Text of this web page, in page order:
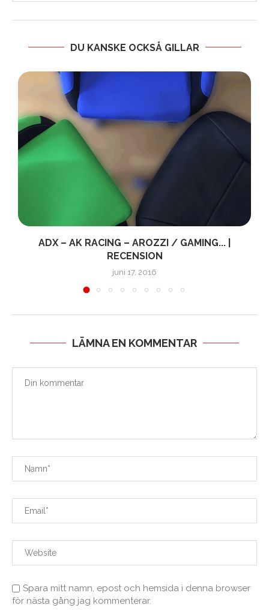
DU KANSKE OCKSÅ GILLAR
ADX – AK RACING – AROZZI / GAMING... |
RECENSION
juni 17, 2016
LÄMNA EN KOMMENTAR
Spara mitt namn, epost och hemsida i denna browser
för nästa gång jag kommenterar.